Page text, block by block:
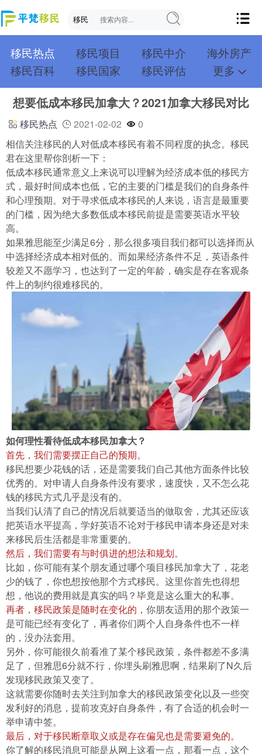
移民热点 移民项目 移民中介
海外房产
移民百科
移民国家 移民评估
更多
成功案例
投资移民 创业移民
购房移民
护照移民
技术移民 雇主移民
移民学院
联系我们
想要低成本移民加拿大？2021加拿大移民对比
移民热点 2021-02-02
0
相信关注移民的人对低成本移民有着不同程度的执念。移民
君在这里帮你剖析一下：
低成本移民通常意义上来说可以理解为经济成本低的移民方
式，最好时间成本也低，它的主要的门槛是我们的自身条件
和心理预期。对于寻求低成本移民的人来说，语言是最重要
的门槛，因为绝大多数低成本移民前提是需要英语水平较
高。
如果雅思能至少满足6分，那么很多项目我们都可以选择而从
中选择经济成本相对低的。而如果经济条件不足，英语条件
较差又不愿学习，也达到了一定的年龄，确实是存在客观条
件上的制约很难移民的。
如何理性看待低成本移民加拿大？
首先，我们需要摆正自己的预期。
移民想要少花钱的话，还是需要我们自己其他方面条件比较
优秀的。对申请人自身条件没有要求，速度快，又不怎么花
钱的移民方式几乎是没有的。
当我们认清了自己的情况后就要适当的做取舍，尤其还应该
把英语水平提高，学好英语不论对于移民申请本身还是对未
来移民后生活都是非常重要的。
然后，我们需要有与时俱进的想法和规划。
比如，你可能有某个朋友通过哪个项目移民加拿大了，花老
少的钱了，你也想按他那个方式移民。这里你首先也得想
想，他说的费用就是真实的吗？毕竟是这么重大的私事。
再者，移民政策是随时在变化的， 你朋友适用的那个政策一
是可能已经有变化了，再者你们两个人自身条件也不一样
的，没办法套用。
另外，你可能很久前看准了某个移民政策，条件都差不多满
足了，但雅思6分就不行，你埋头刷雅思啊，结果刷了N久后
发现移民政策又变了。
这就需要你随时去关注到加拿大的移民政策变化以及一些突
发利好的消息，提前攻克好自身条件，有了合适的机会时一
举申请中签。
最后，对于移民断章取义或是存在偏见也是需要避免的。
你了解的移民消息可能是从网上这看一点，那看一点，这个